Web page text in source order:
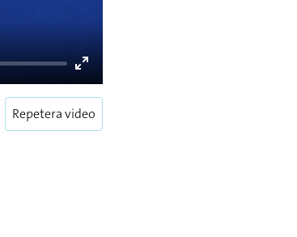
Enter
fullscreen
Repetera video